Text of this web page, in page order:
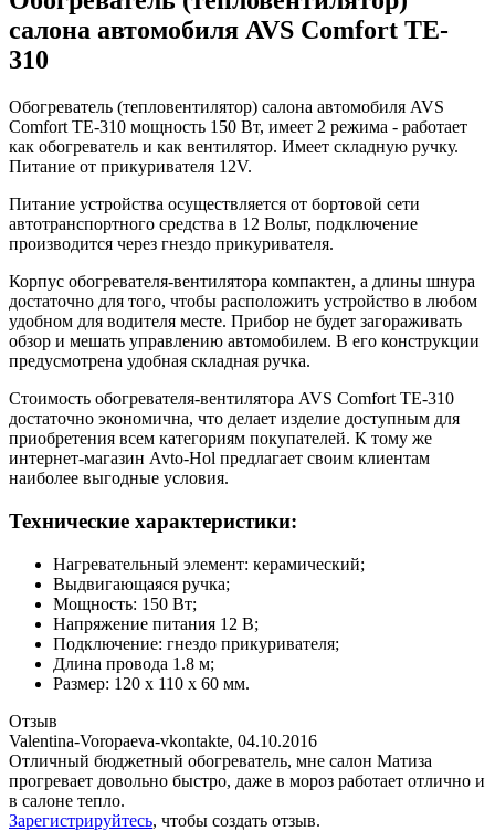
салона автомобиля AVS Comfort TE-
310
Обогреватель (тепловентилятор) салона автомобиля AVS
Comfort TE-310 мощность 150 Вт, имеет 2 режима - работает
как обогреватель и как вентилятор. Имеет складную ручку.
Питание от прикуривателя 12V.
Питание устройства осуществляется от бортовой сети
автотранспортного средства в 12 Вольт, подключение
производится через гнездо прикуривателя.
Корпус обогревателя-вентилятора компактен, а длины шнура
достаточно для того, чтобы расположить устройство в любом
удобном для водителя месте. Прибор не будет загораживать
обзор и мешать управлению автомобилем. В его конструкции
предусмотрена удобная складная ручка.
Стоимость обогревателя-вентилятора AVS Comfort TE-310
достаточно экономична, что делает изделие доступным для
приобретения всем категориям покупателей. К тому же
интернет-магазин Avto-Hol предлагает своим клиентам
наиболее выгодные условия.
Технические характеристики:
Нагревательный элемент: керамический;
Выдвигающаяся ручка;
Мощность: 150 Вт;
Напряжение питания 12 В;
Подключение: гнездо прикуривателя;
Длина провода 1.8 м;
Размер: 120 x 110 x 60 мм.
Отзыв
Valentina-Voropaeva-vkontakte, 04.10.2016
Отличный бюджетный обогреватель, мне салон Матиза
прогревает довольно быстро, даже в мороз работает отлично и
в салоне тепло.
Зарегистрируйтесь, чтобы создать отзыв.